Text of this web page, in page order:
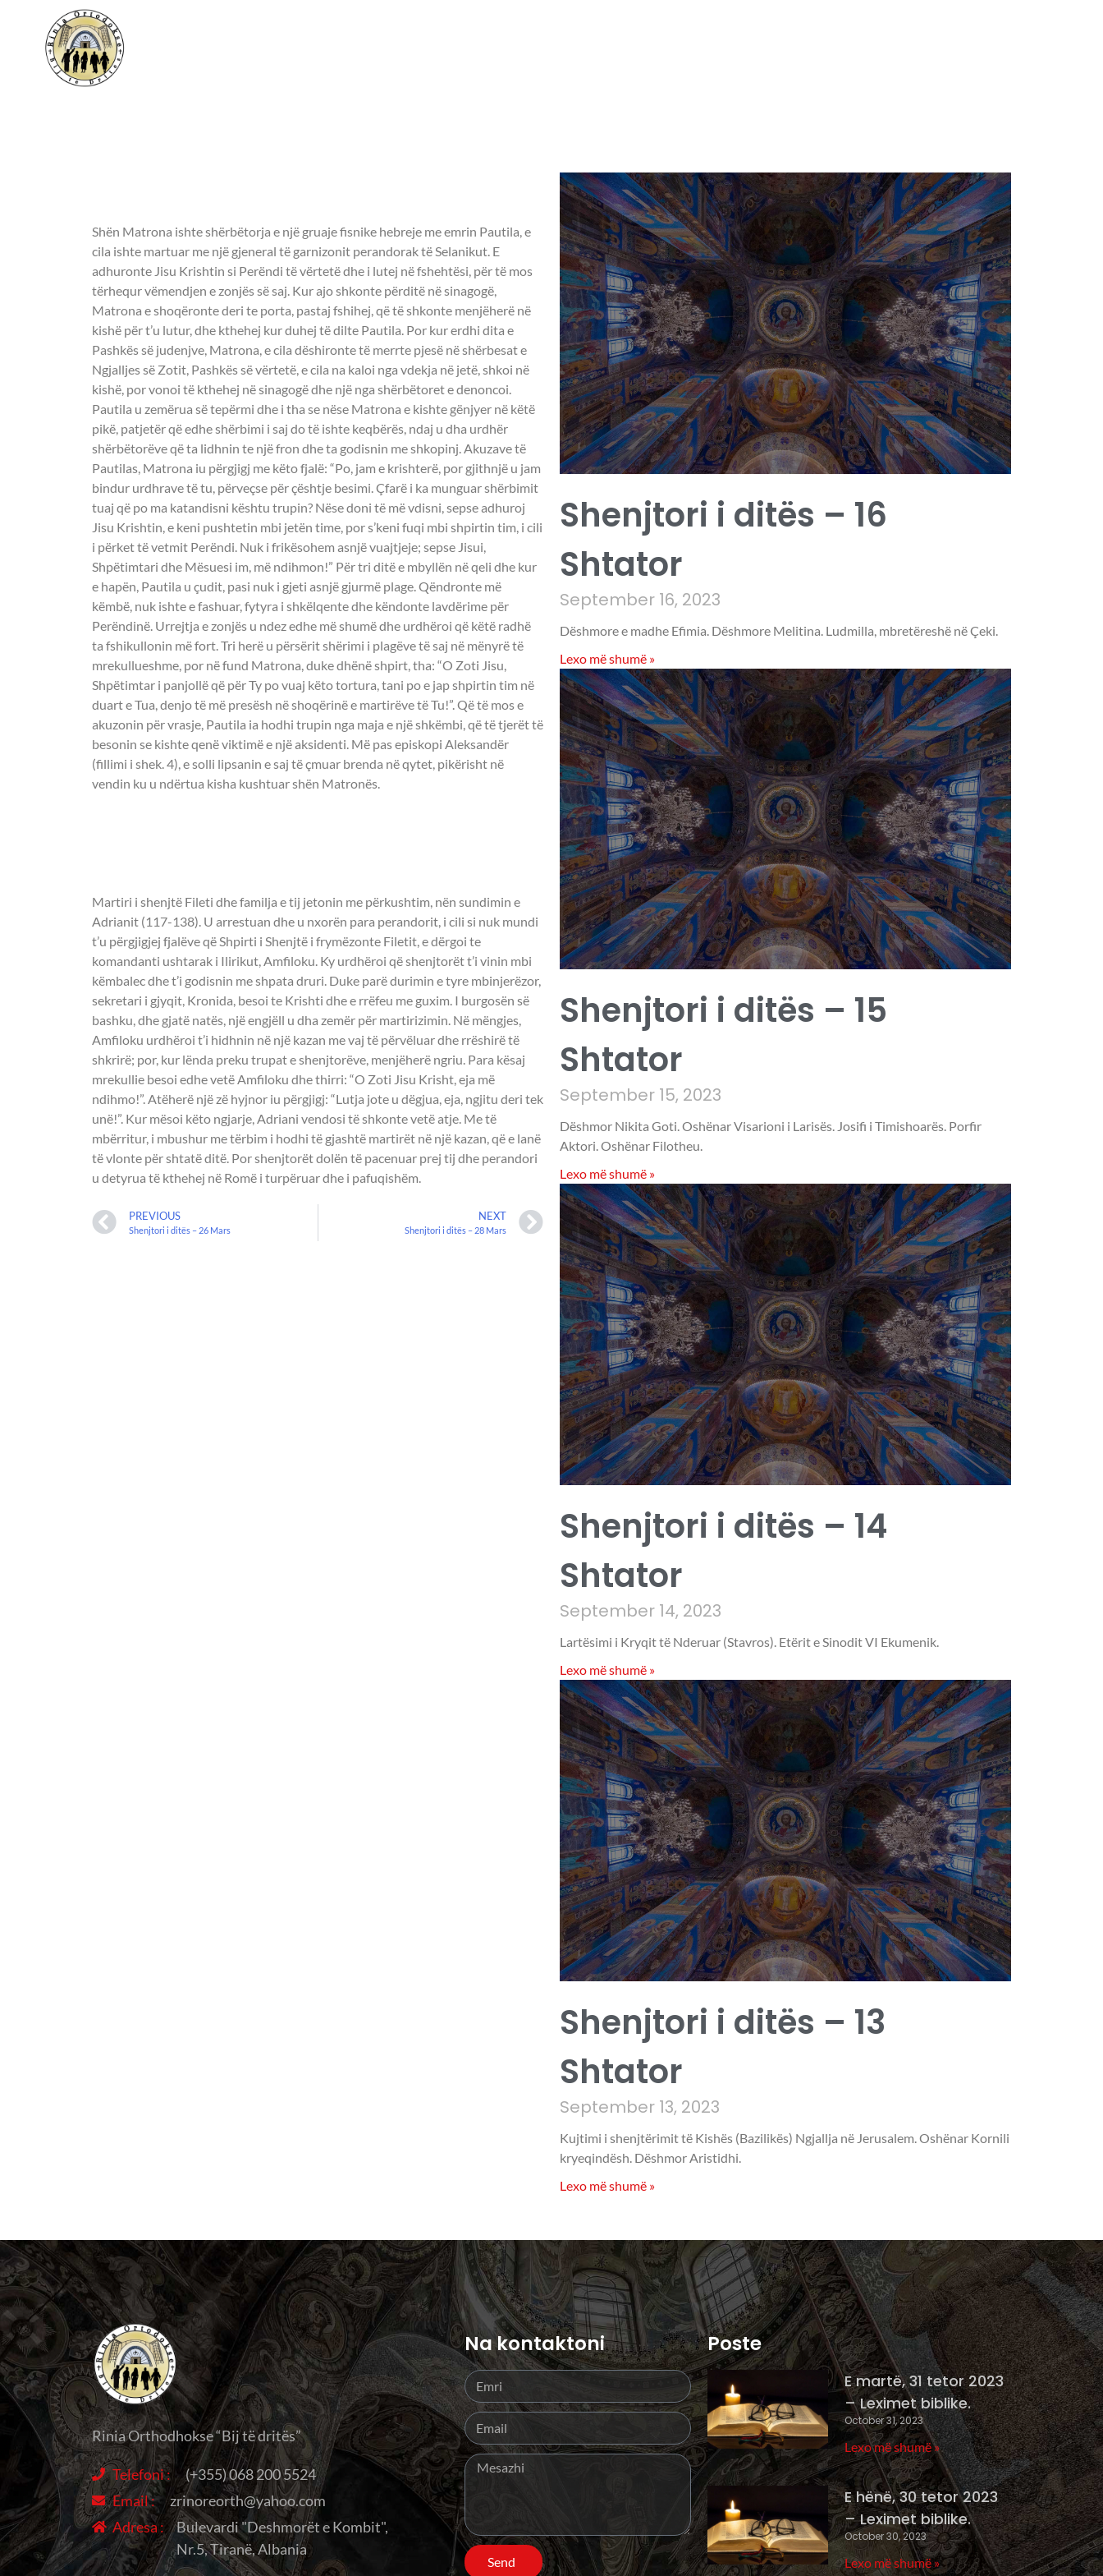
Shën Matrona ishte shërbëtorja e një gruaje fisnike hebreje me emrin Pautila, e
cila ishte martuar me një gjeneral të garnizonit perandorak të Selanikut. E
adhuronte Jisu Krishtin si Perëndi të vërtetë dhe i lutej në fshehtësi, për të mos
tërhequr vëmendjen e zonjës së saj. Kur ajo shkonte përditë në sinagogë,
Matrona e shoqëronte deri te porta, pastaj fshihej, që të shkonte menjëherë në
kishë për t’u lutur, dhe kthehej kur duhej të dilte Pautila. Por kur erdhi dita e
Pashkës së judenjve, Matrona, e cila dëshironte të merrte pjesë në shërbesat e
Ngjalljes së Zotit, Pashkës së vërtetë, e cila na kaloi nga vdekja në jetë, shkoi në
kishë, por vonoi të kthehej në sinagogë dhe një nga shërbëtoret e denoncoi.
Pautila u zemërua së tepërmi dhe i tha se nëse Matrona e kishte gënjyer në këtë
pikë, patjetër që edhe shërbimi i saj do të ishte keqbërës, ndaj u dha urdhër
shërbëtorëve që ta lidhnin te një fron dhe ta godisnin me shkopinj. Akuzave të
Pautilas, Matrona iu përgjigj me këto fjalë: “Po, jam e krishterë, por gjithnjë u jam
bindur urdhrave të tu, përveçse për çështje besimi. Çfarë i ka munguar shërbimit
tuaj që po ma katandisni kështu trupin? Nëse doni të më vdisni, sepse adhuroj
Jisu Krishtin, e keni pushtetin mbi jetën time, por s’keni fuqi mbi shpirtin tim, i cili
i përket të vetmit Perëndi. Nuk i frikësohem asnjë vuajtjeje; sepse Jisui,
Shpëtimtari dhe Mësuesi im, më ndihmon!” Për tri ditë e mbyllën në qeli dhe kur
e hapën, Pautila u çudit, pasi nuk i gjeti asnjë gjurmë plage. Qëndronte më
këmbë, nuk ishte e fashuar, fytyra i shkëlqente dhe këndonte lavdërime për
Perëndinë. Urrejtja e zonjës u ndez edhe më shumë dhe urdhëroi që këtë radhë
ta fshikullonin më fort. Tri herë u përsërit shërimi i plagëve të saj në mënyrë të
mrekullueshme, por në fund Matrona, duke dhënë shpirt, tha: “O Zoti Jisu,
Shpëtimtar i panjollë që për Ty po vuaj këto tortura, tani po e jap shpirtin tim në
duart e Tua, denjo të më presësh në shoqërinë e martirëve të Tu!”. Që të mos e
akuzonin për vrasje, Pautila ia hodhi trupin nga maja e një shkëmbi, që të tjerët të
besonin se kishte qenë viktimë e një aksidenti. Më pas episkopi Aleksandër
(fillimi i shek. 4), e solli lipsanin e saj të çmuar brenda në qytet, pikërisht në
vendin ku u ndërtua kisha kushtuar shën Matronës.
Martiri i shenjtë Fileti dhe familja e tij jetonin me përkushtim, nën sundimin e
Adrianit (117-138). U arrestuan dhe u nxorën para perandorit, i cili si nuk mundi
t’u përgjigjej fjalëve që Shpirti i Shenjtë i frymëzonte Filetit, e dërgoi te
komandanti ushtarak i Ilirikut, Amfiloku. Ky urdhëroi që shenjtorët t’i vinin mbi
këmbalec dhe t’i godisnin me shpata druri. Duke parë durimin e tyre mbinjerëzor,
sekretari i gjyqit, Kronida, besoi te Krishti dhe e rrëfeu me guxim. I burgosën së
bashku, dhe gjatë natës, një engjëll u dha zemër për martirizimin. Në mëngjes,
Amfiloku urdhëroi t’i hidhnin në një kazan me vaj të përvëluar dhe rrëshirë të
shkrirë; por, kur lënda preku trupat e shenjtorëve, menjëherë ngriu. Para kësaj
mrekullie besoi edhe vetë Amfiloku dhe thirri: “O Zoti Jisu Krisht, eja më
ndihmo!”. Atëherë një zë hyjnor iu përgjigj: “Lutja jote u dëgjua, eja, ngjitu deri tek
unë!”. Kur mësoi këto ngjarje, Adriani vendosi të shkonte vetë atje. Me të
mbërritur, i mbushur me tërbim i hodhi të gjashtë martirët në një kazan, që e lanë
të vlonte për shtatë ditë. Por shenjtorët dolën të pacenuar prej tij dhe perandori
u detyrua të kthehej në Romë i turpëruar dhe i pafuqishëm.
PREVIOUS
Shenjtori i ditës – 26 Mars
NEXT
Shenjtori i ditës – 28 Mars
Shenjtori i ditës – 16
Shtator
September 16, 2023
Dëshmore e madhe Efimia. Dëshmore Melitina. Ludmilla, mbretëreshë në Çeki.
Lexo më shumë »
Shenjtori i ditës – 15
Shtator
September 15, 2023
Dëshmor Nikita Goti. Oshënar Visarioni i Larisës. Josifi i Timishoarës. Porfir
Aktori. Oshënar Filotheu.
Lexo më shumë »
Shenjtori i ditës – 14
Shtator
September 14, 2023
Lartësimi i Kryqit të Nderuar (Stavros). Etërit e Sinodit VI Ekumenik.
Lexo më shumë »
Shenjtori i ditës – 13
Shtator
September 13, 2023
Kujtimi i shenjtërimit të Kishës (Bazilikës) Ngjallja në Jerusalem. Oshënar Kornili
kryeqindësh. Dëshmor Aristidhi.
Lexo më shumë »
Rinia Orthodhokse “Bij të dritës”
Telefoni :
(+355) 068 200 5524
Email :
zrinoreorth@yahoo.com
Adresa :
Bulevardi "Deshmorët e Kombit",
Nr.5, Tiranë, Albania
Na kontaktoni
Send
Poste
E martë, 31 tetor 2023
– Leximet biblike.
October 31, 2023
Lexo më shumë »
E hënë, 30 tetor 2023
– Leximet biblike.
October 30, 2023
Lexo më shumë »